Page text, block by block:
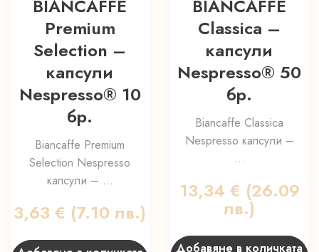
BIANCAFFE
Premium
Selection –
капсули
Nespresso® 10
бр.
Biancaffe Premium
Selection Nespresso
капсули – ...
3,63 € (7.10 лв.)
BIANCAFFE
Classica –
капсули
Nespresso® 50
бр.
Biancaffe Classica
Nespresso капсули –
...
13,34 € (26.09
лв.)
Добавяне в количката